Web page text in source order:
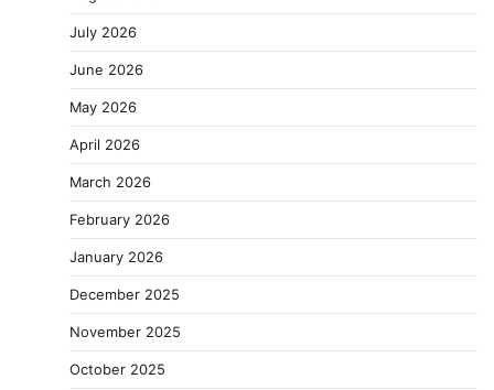
July 2026
June 2026
May 2026
April 2026
March 2026
February 2026
January 2026
December 2025
November 2025
October 2025